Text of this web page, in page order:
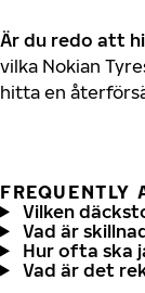
Är du redo att
vilka Nokian
hitta en
FREQUENTLY
Vilken
Vad är
Hur ofta ska
Vad är det